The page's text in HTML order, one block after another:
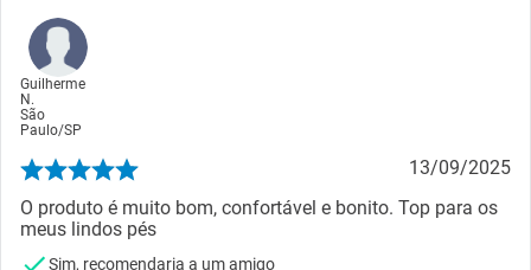
Guilherme
N.
São
Paulo/SP
13/09/2025
O produto é muito bom, confortável e bonito. Top para os
meus lindos pés
Sim, recomendaria a um amigo